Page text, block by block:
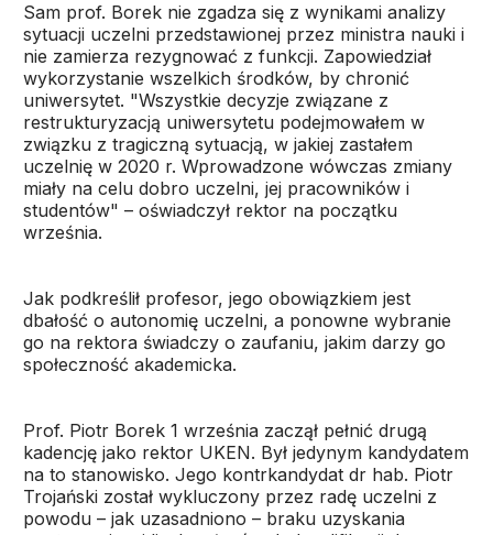
Sam prof. Borek nie zgadza się z wynikami analizy
sytuacji uczelni przedstawionej przez ministra nauki i
nie zamierza rezygnować z funkcji. Zapowiedział
wykorzystanie wszelkich środków, by chronić
uniwersytet. "Wszystkie decyzje związane z
restrukturyzacją uniwersytetu podejmowałem w
związku z tragiczną sytuacją, w jakiej zastałem
uczelnię w 2020 r. Wprowadzone wówczas zmiany
miały na celu dobro uczelni, jej pracowników i
studentów" – oświadczył rektor na początku
września.
Jak podkreślił profesor, jego obowiązkiem jest
dbałość o autonomię uczelni, a ponowne wybranie
go na rektora świadczy o zaufaniu, jakim darzy go
społeczność akademicka.
Prof. Piotr Borek 1 września zaczął pełnić drugą
kadencję jako rektor UKEN. Był jedynym kandydatem
na to stanowisko. Jego kontrkandydat dr hab. Piotr
Trojański został wykluczony przez radę uczelni z
powodu – jak uzasadniono – braku uzyskania